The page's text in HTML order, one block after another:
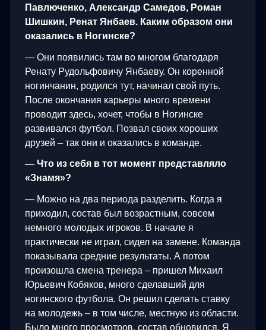
Павлюченко, Александр Самедов, Роман
Шишкин, Ренат Янбаев. Каким образом они
оказались в Ногинске?
— Они появились там во многом благодаря
Ренату Рудольфовичу Янбаеву. Он коренной
ногинчанин, родился тут, начинал свой путь.
После окончания карьеры много времени
проводит здесь, хочет, чтобы в Ногинске
развивался футбол. Позвал своих хороших
друзей – так они и оказались в команде.
— Что из себя в тот момент представляло
«Знамя»?
— Можно на два периода разделить. Когда я
приходил, состав был возрастным, совсем
немного молодых игроков. В начале я
практически не играл, сидел на замене. Команда
показывала средние результаты. А потом
произошла смена тренера – пришел Михаил
Юрьевич Кобяков, много сделавший для
ногинского футбола. Он решил сделать ставку
на молодежь – в том числе, местную из области.
Было много просмотров, состав обновился. Я